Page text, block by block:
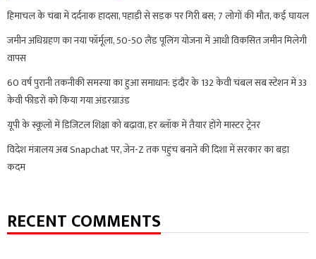
हिमाचल के चंबा में दर्दनाक हादसा, पहाड़ी से सड़क पर गिरी बस; 7 लोगों की मौत, कई घायल
जमीन अधिग्रहण का नया फॉर्मूला, 50-50 लैंड पूलिंग योजना में आधी विकसित जमीन मिलेगी
वापस
60 वर्ष पुरानी तकनीकी समस्या का हुआ समाधान: इंदौर के 132 केवी चंबल सब स्टेशन में 33
केवी फीडरों को किया गया अंडरग्राउंड
यूपी के स्कूलों में डिजिटल शिक्षा को बढ़ावा, हर ब्लॉक में तैयार होंगे मास्टर ट्रेनर
विदेश मंत्रालय अब Snapchat पर, जेन-Z तक पहुंच बनाने की दिशा में सरकार का बड़ा
कदम
RECENT COMMENTS